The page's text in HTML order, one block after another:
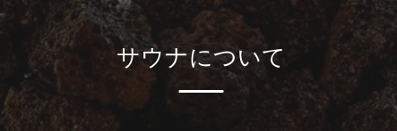
サウナについて